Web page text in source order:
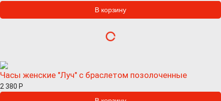
Часы женские "Луч" с браслетом позолоченные
2 380 Р